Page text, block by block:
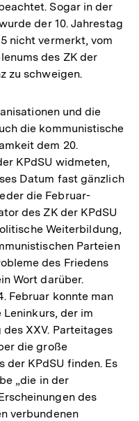
Sogar in der
der 10. Jahrestag
nicht vermerkt, vom
des ZK der
zu schweigen.
und die
die kommunistische
dem 20.
KPdSU widmeten,
Datum fast gänzlich
die Februar-
des ZK der KPdSU
Weiterbildung,
Parteien
des Friedens
Wort darüber.
Februar konnte man
der im
XXV. Parteitages
die große
der KPdSU finden. Es
„die in der
des
verbundenen